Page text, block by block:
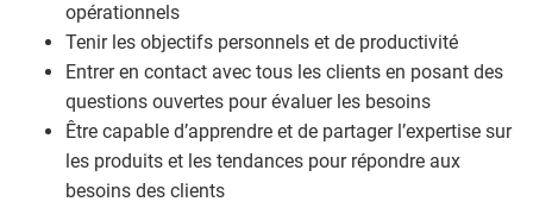
opérationnels
Tenir les objectifs personnels et de productivité
Entrer en contact avec tous les clients en posant des
questions ouvertes pour évaluer les besoins
Être capable d’apprendre et de partager l’expertise sur
les produits et les tendances pour répondre aux
besoins des clients